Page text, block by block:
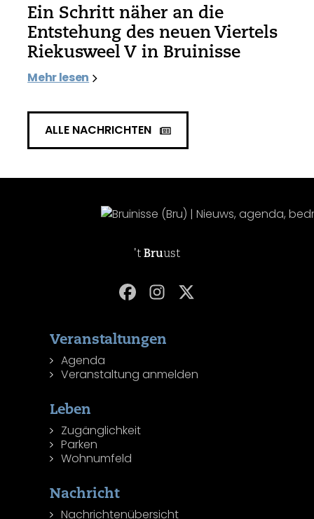
Ein Schritt näher an die
Entstehung des neuen Viertels
Riekusweel V in Bruinisse
Mehr lesen
ALLE NACHRICHTEN
't Bruust
Veranstaltungen
Agenda
Veranstaltung anmelden
Leben
Zugänglichkeit
Parken
Wohnumfeld
Nachricht
Nachrichtenübersicht